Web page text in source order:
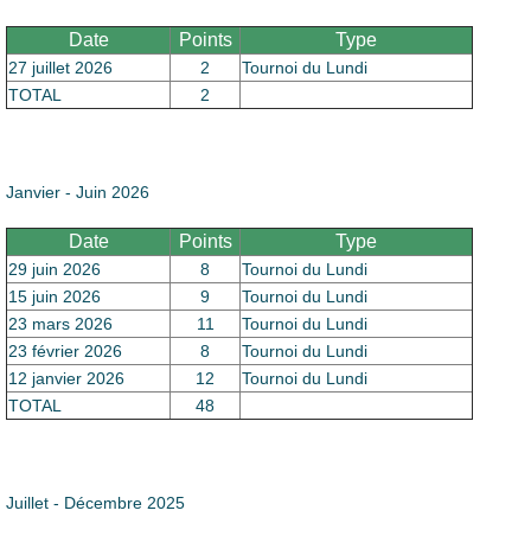
Classement
Date Points Type
27 juillet 2026 2
Tournoi du Lundi
TOTAL
2
Janvier - Juin 2026
Date Points Type
29 juin 2026 8
Tournoi du Lundi
15 juin 2026
9
Tournoi du Lundi
23 mars 2026
11
Tournoi du Lundi
23 février 2026
8
Tournoi du Lundi
12 janvier 2026
12
Tournoi du Lundi
TOTAL
48
Juillet - Décembre 2025